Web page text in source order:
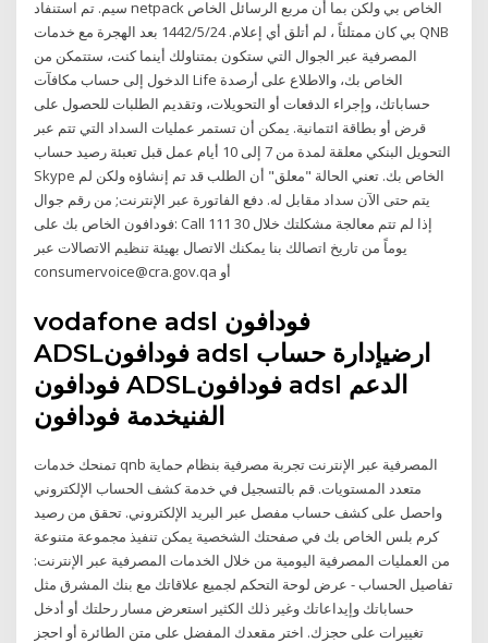
سيم. تم استنفاد netpack الخاص بي ولكن بما أن مربع الرسائل الخاص
بي كان ممتلئاً ، لم أتلق أي إعلام. 24‏‏/5‏‏/1442 بعد الهجرة مع خدمات QNB
المصرفية عبر الجوال التي ستكون بمتناولك أينما كنت، ستتمكن من
الدخول إلى حساب مكافآت Life الخاص بك، والاطلاع على أرصدة
حساباتك، وإجراء الدفعات أو التحويلات، وتقديم الطلبات للحصول على
قرض أو بطاقة ائتمانية. يمكن أن تستمر عمليات السداد التي تتم عبر
التحويل البنكي معلقة لمدة من 7 إلى 10 أيام عمل قبل تعبئة رصيد حساب
Skype الخاص بك. تعني الحالة "معلق" أن الطلب قد تم إنشاؤه ولكن لم
يتم حتى الآن سداد مقابل له. دفع الفاتورة عبر الإنترنت; من رقم جوال
فودافون الخاص بك على: Call 111 إذا لم تتم معالجة مشكلتك خلال 30
يوماً من تاريخ اتصالك بنا يمكنك الاتصال بهيئة تنظيم الاتصالات عبر
consumervoice@cra.gov.qa أو
vodafone adsl فودافون
ADSLفودافون adsl ارضيإدارة حساب
فودافون ADSLفودافون adsl الدعم
الفنيخدمة فودافون
تمنحك خدمات qnb المصرفية عبر الإنترنت تجربة مصرفية بنظام حماية
متعدد المستويات. قم بالتسجيل في خدمة كشف الحساب الإلكتروني
واحصل على كشف حساب مفصل عبر البريد الإلكتروني. تحقق من رصيد
كرم بلس الخاص بك في صفحتك الشخصية يمكن تنفيذ مجموعة متنوعة
من العمليات المصرفية اليومية من خلال الخدمات المصرفية عبر الإنترنت:
تفاصيل الحساب - عرض لوحة التحكم لجميع علاقاتك مع بنك المشرق مثل
حساباتك وإيداعاتك وغير ذلك الكثير استعرض مسار رحلتك أو أدخل
تغييرات على حجزك. اختر مقعدك المفضل على متن الطائرة أو احجز